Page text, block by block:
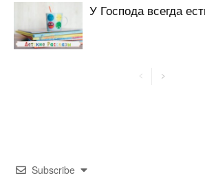
У Господа всегда
Subscribe